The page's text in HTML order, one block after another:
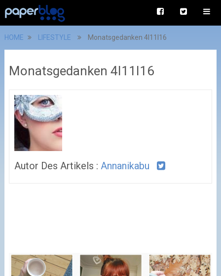
HOME LIFESTYLE Monatsgedanken 4I11I16
Monatsgedanken 4I11I16
Autor Des Artikels : Annanikabu